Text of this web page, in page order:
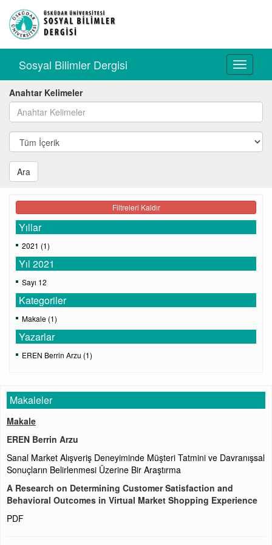
Toggle
Sosyal Bilimler Dergisi
Anahtar Kelimeler
Ara
Filtreleri Kaldır
Yıllar
2021 (1)
Yıl 2021
Sayı 12
Kategoriler
Makale (1)
Yazarlar
EREN Berrin Arzu (1)
Makaleler
Makale
EREN Berrin Arzu
Sanal Market Alışveriş Deneyiminde Müşteri Tatmini ve Davranışsal
Sonuçların Belirlenmesi Üzerine Bir Araştırma
A Research on Determining Customer Satisfaction and
Behavioral Outcomes in Virtual Market Shopping Experience
PDF